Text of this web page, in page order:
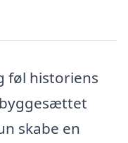
føl historiens
skabe en